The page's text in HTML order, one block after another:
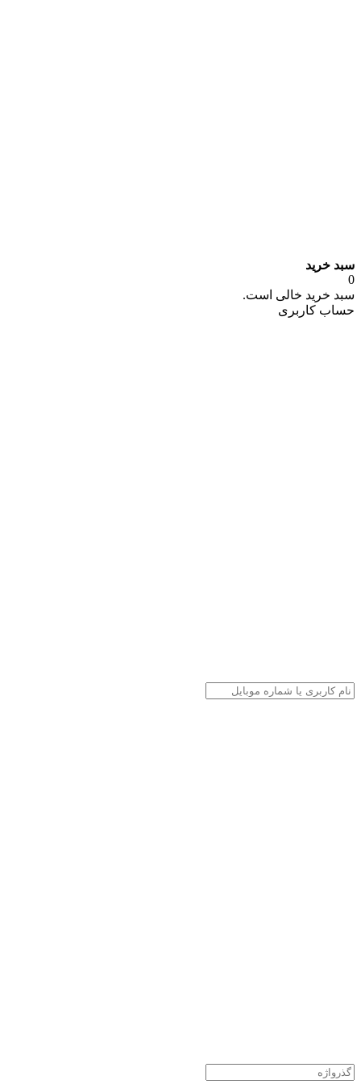
سبد خرید
0
سبد خرید خالی است.
حساب کاربری